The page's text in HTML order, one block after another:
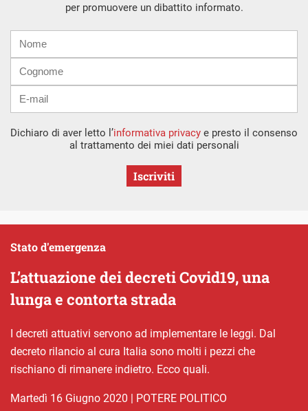
per promuovere un dibattito informato.
mail
Dichiaro di aver letto l’informativa privacy e presto il consenso
al trattamento dei miei dati personali
Iscriviti
L’attuazione dei decreti Covid19, una
lunga e contorta strada
Stato d'emergenza
I decreti attuativi servono ad implementare le leggi. Dal
decreto rilancio al cura Italia sono molti i pezzi che
rischiano di rimanere indietro. Ecco quali.
martedì 16 Giugno 2020 | POTERE POLITICO